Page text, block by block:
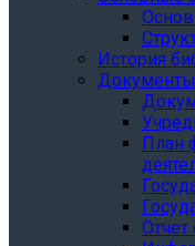
История
Документы
План
Отчет